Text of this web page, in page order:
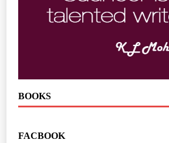
BOOKS
FACBOOK